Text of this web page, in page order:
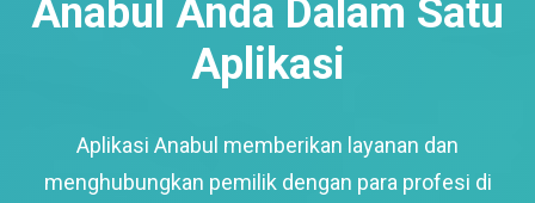
Anabul Anda Dalam Satu
Aplikasi
Aplikasi Anabul memberikan layanan dan
menghubungkan pemilik dengan para profesi di